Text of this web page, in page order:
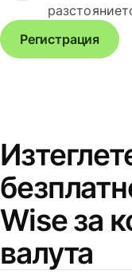
Регистрация
Wise за
валута